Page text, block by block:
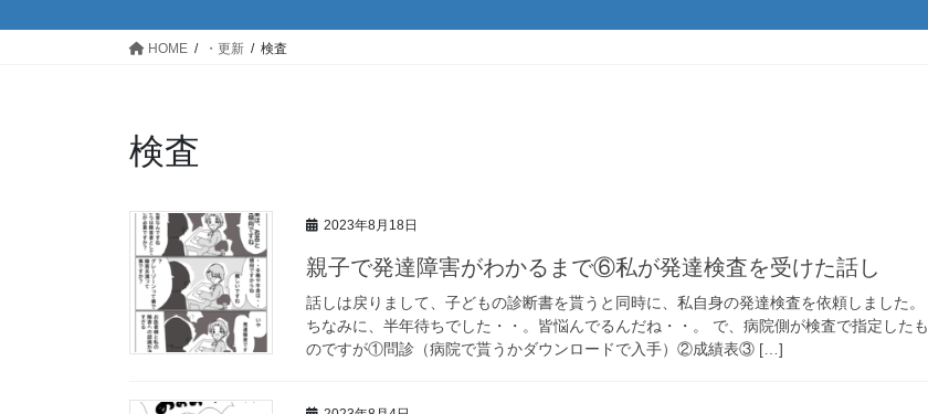
HOME ・更新 検査
検査
2023年8月18日
親子で発達障害がわかるまで⑥私が発達検査を受けた話し
話しは戻りまして、子どもの診断書を貰うと同時に、私自身の発達検査を依頼しました。
ちなみに、半年待ちでした・・。皆悩んでるんだね・・。 で、病院側が検査で指定したも
のですが①問診（病院で貰うかダウンロードで入手）②成績表③ […]